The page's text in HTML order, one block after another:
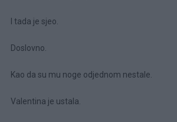
I tada je sjeo.
Doslovno.
Kao da su mu noge odjednom nestale.
Valentina je ustala.